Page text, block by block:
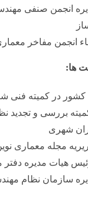
صنفی مهندسان
مفاخر معماری
در كمیته فنی شورای
و تجدید نظر در
معماری نوین
مدیره دفتر
نظام مهندسی